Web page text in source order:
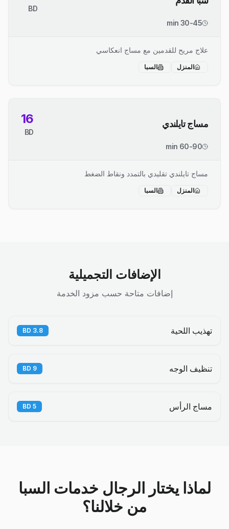
BD
30-45 min
علاج مريح للقدمين مع مساج انعكاسي
المنزل السبا
مساج تايلندي 16
BD
60-90 min
مساج تايلندي تقليدي بالتمدد ونقاط الضغط
المنزل السبا
الإضافات التجميلية
إضافات متاحة حسب مزود الخدمة
تهذيب اللحية 3.8
BD
تنظيف الوجه 9
BD
مساج الرأس 5
BD
لماذا يختار الرجال خدمات السبا
من خلالنا؟